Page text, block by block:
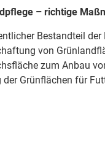
– richtige
Bestandteil
von
zum Anbau
der Grünflächen für